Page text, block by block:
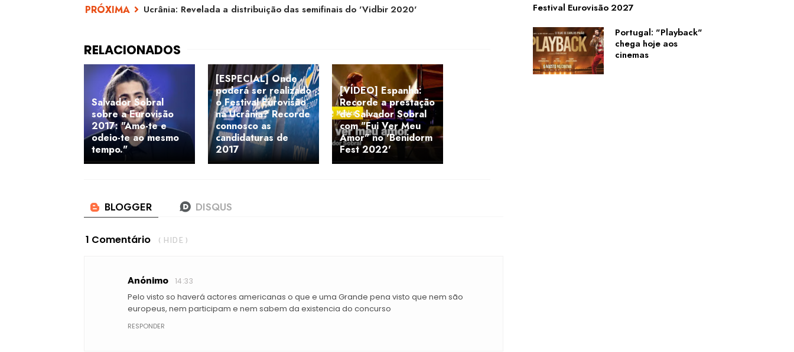
Ucrânia: Revelada a distribuição das semifinais do 'Vidbir 2020'
Salvador Sobral
sobre a Eurovisão
2017: "Amo-te e
odeio-te ao mesmo
tempo."
[ESPECIAL] Onde
poderá ser realizado
o Festival Eurovisão
na Ucrânia? Recorde
connosco as
candidaturas de
2017
[VÍDEO] Espanha:
Recorde a prestação
de Salvador Sobral
com "Fui Ver Meu
Amor" no 'Benidorm
Fest 2022'
1 Comentário ( HIDE )
Anónimo 14:33
Pelo visto so haverá actores americanas o que e uma Grande pena visto que nem são
europeus, nem participam e nem sabem da existencia do concurso
RESPONDER
Festival Eurovisão 2027
Portugal: "Playback"
chega hoje aos
cinemas